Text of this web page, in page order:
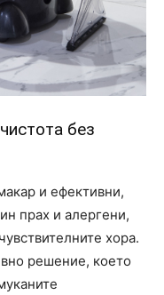
без
и ефективни,
прах и алергени,
хора.
решение, което